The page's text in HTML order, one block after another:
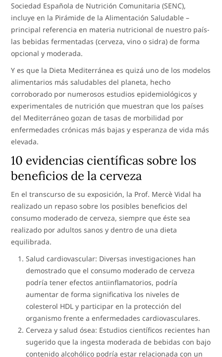
Sociedad Española de Nutrición Comunitaria (SENC),
incluye en la Pirámide de la Alimentación Saludable –
principal referencia en materia nutricional de nuestro país-
las bebidas fermentadas (cerveza, vino o sidra) de forma
opcional y moderada.
Y es que la Dieta Mediterránea es quizá uno de los modelos
alimentarios más saludables del planeta, hecho
corroborado por numerosos estudios epidemiológicos y
experimentales de nutrición que muestran que los países
del Mediterráneo gozan de tasas de morbilidad por
enfermedades crónicas más bajas y esperanza de vida más
elevada.
10 evidencias científicas sobre los
beneficios de la cerveza
En el transcurso de su exposición, la Prof. Mercè Vidal ha
realizado un repaso sobre los posibles beneficios del
consumo moderado de cerveza, siempre que éste sea
realizado por adultos sanos y dentro de una dieta
equilibrada.
Salud cardiovascular: Diversas investigaciones han
demostrado que el consumo moderado de cerveza
podría tener efectos antiinflamatorios, podría
aumentar de forma significativa los niveles de
colesterol HDL y participar en la protección del
organismo frente a enfermedades cardiovasculares.
Cerveza y salud ósea: Estudios científicos recientes han
sugerido que la ingesta moderada de bebidas con bajo
contenido alcohólico podría estar relacionada con un